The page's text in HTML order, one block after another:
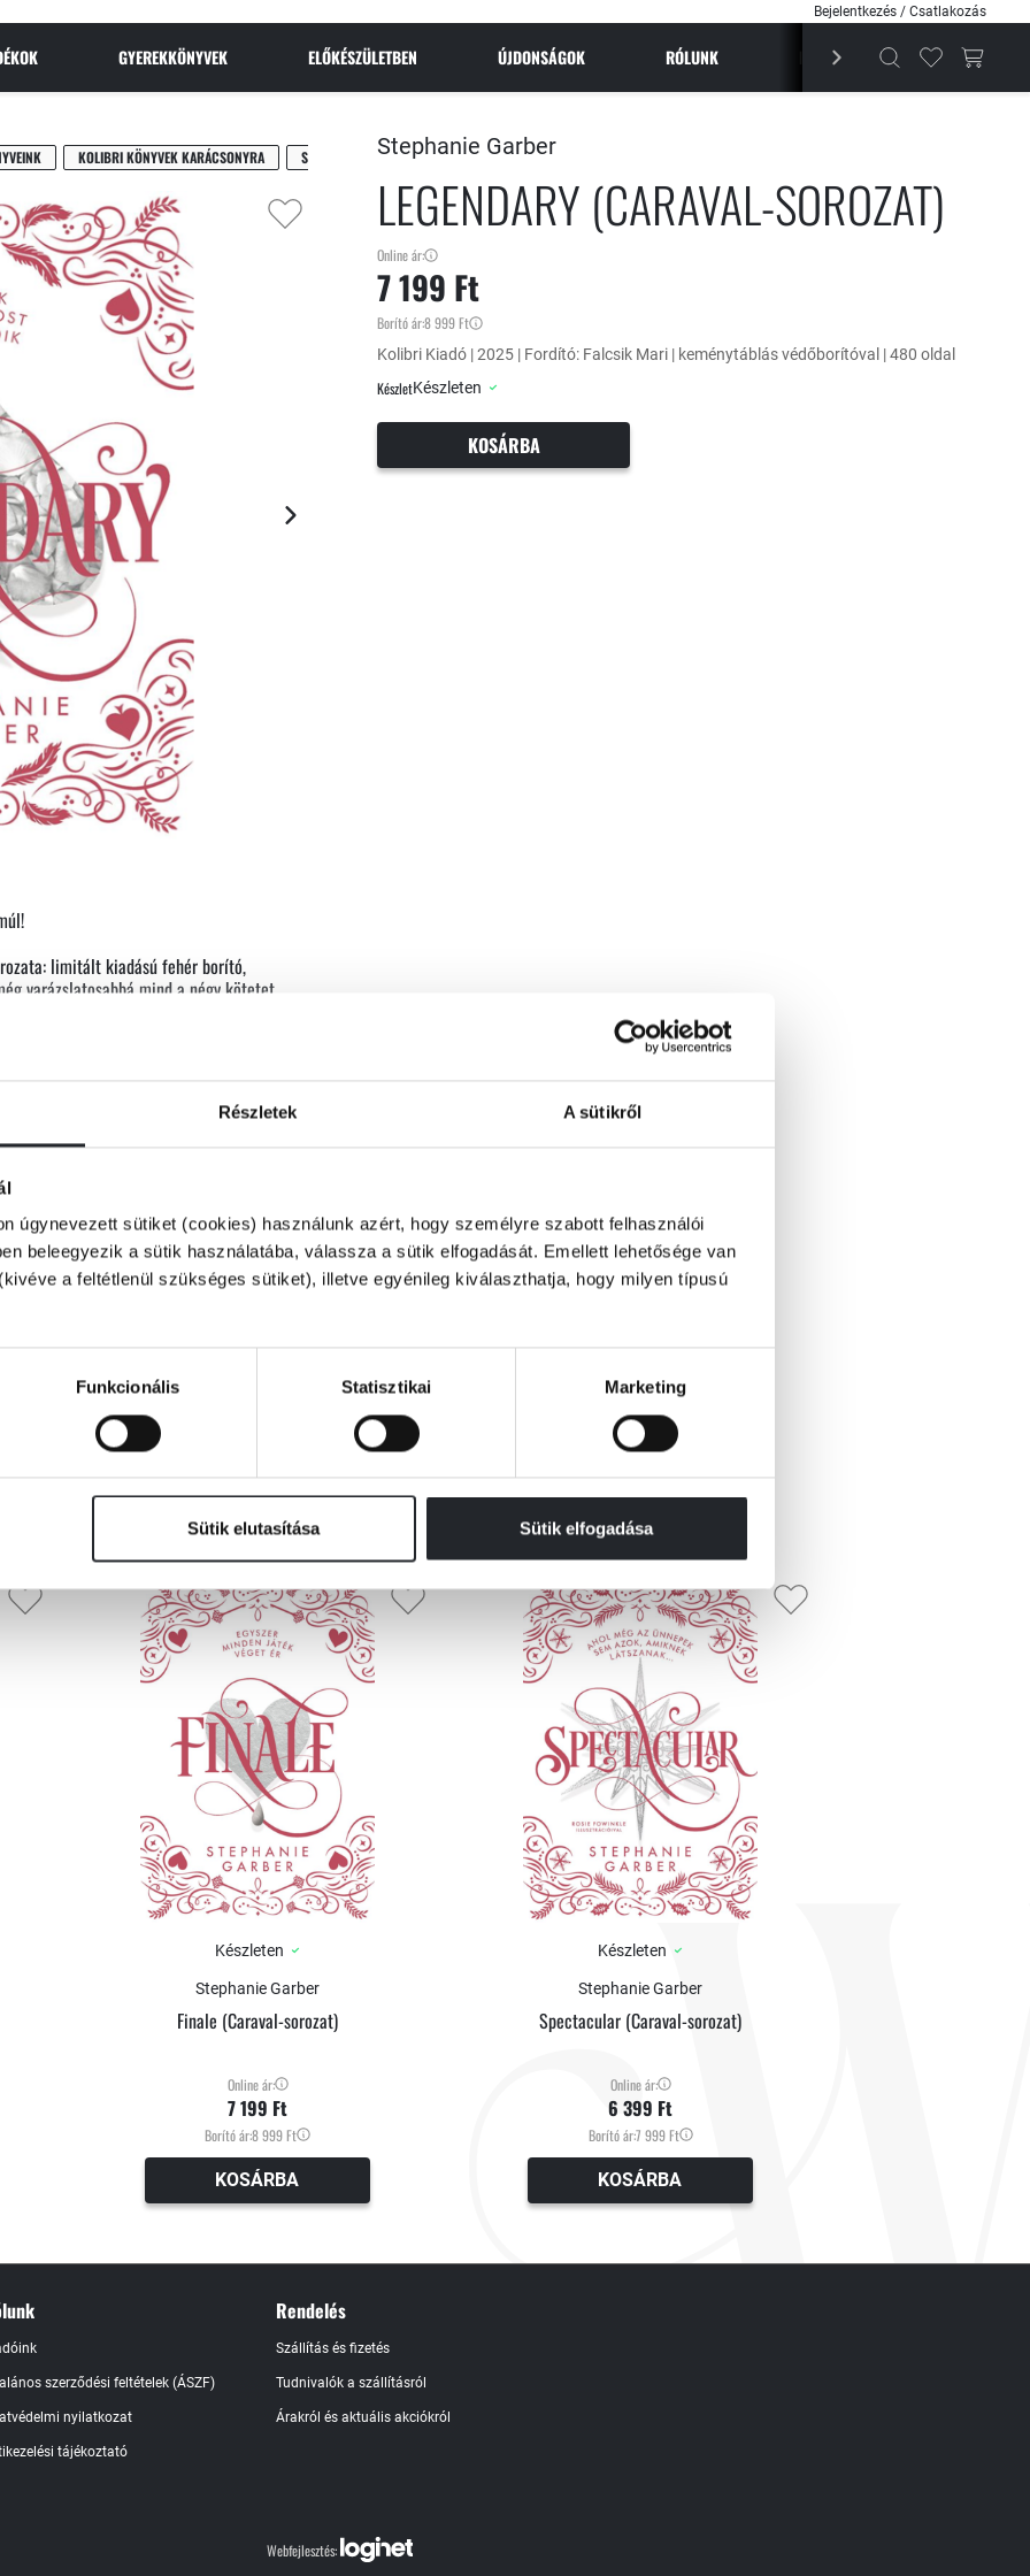
Részletek A sütikről
úgynevezett sütiket (cookies) használunk azért, hogy személyre szabott felhasználói
beleegyezik a sütik használatába, válassza a sütik elfogadását. Emellett lehetősége van
a feltétlenül szükséges sütiket), illetve egyénileg kiválaszthatja, hogy milyen típusú
Funkcionális Statisztikai Marketing
Sütik elutasítása Sütik elfogadása
Bejelentkezés / Csatlakozás
GYEREKKÖNYVEK ELŐKÉSZÜLETBEN ÚJDONSÁGOK RÓLUNK BESTSELLEREK MAGAZIN
KOLIBRI KÖNYVEK KARÁCSONYRA SCI-FI, FANTASY
limitált kiadású fehér borító,
varázslatosabbá mind a négy kötetet.
zsarnok apjától, és a nővérét, Scarlettet is
– de Tella még nem szabad.
és most olyasmivel tartozik neki, amit
Legend valódi nevét! Erre csak
és ezzel keresztezi egy gyilkos
kusza hálójába... amivel bajba sodorja
ezúttal még többet kér a játék: ha Tella
igazi nevét, mindent elveszít – talán
Stephanie Garber
LEGENDARY (CARAVAL-SOROZAT)
Online ár:
7 199 Ft
Borító ár:8 999 Ft
Kolibri Kiadó | 2025 | Fordító: Falcsik Mari | keménytáblás védőborítóval | 480 oldal
KészletKészleten
KOSÁRBA
Készleten
Stephanie Garber
Finale (Caraval-sorozat)
Online ár:
7 199 Ft
Borító ár:8 999 Ft
KOSÁRBA
Készleten
Stephanie Garber
Spectacular (Caraval-sorozat)
Online ár:
6 399 Ft
Borító ár:7 999 Ft
KOSÁRBA
szerződési feltételek (ÁSZF)
nyilatkozat
tájékoztató
Rendelés
Szállítás és fizetés
Tudnivalók a szállításról
Árakról és aktuális akciókról
Webfejlesztés: